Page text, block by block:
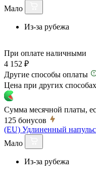
Мало
Из-за рубежа
При оплате наличными
4 152 ₽
Другие способы оплаты
Цена при других
Сумма месячной платы,
125 бонусов
(EU) Удлиненный
Мало
Из-за рубежа